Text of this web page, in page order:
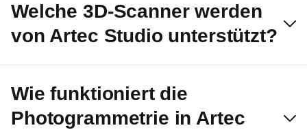
Welche 3D-Scanner werden
von Artec Studio unterstützt?
Wie funktioniert die
Photogrammetrie in Artec